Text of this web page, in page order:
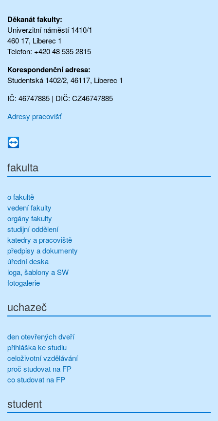
Děkanát fakulty:
Univerzitní náměstí 1410/1
460 17, Liberec 1
Telefon: +420 48 535 2815
Korespondenční adresa:
Studentská 1402/2, 46117, Liberec 1
IČ: 46747885 | DIČ: CZ46747885
Adresy pracovišť
fakulta
o fakultě
vedení fakulty
orgány fakulty
studijní oddělení
katedry a pracoviště
předpisy a dokumenty
úřední deska
loga, šablony a SW
fotogalerie
uchazeč
den otevřených dveří
přihláška ke studiu
celoživotní vzdělávání
proč studovat na FP
co studovat na FP
student